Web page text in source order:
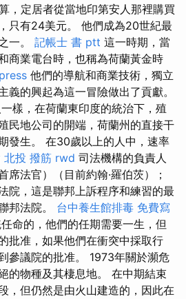
，定居者從當地印第安人那裡購買
只有24美元。 他們成為20世紀最
一。 記帳士 書 ptt 這一時期，當
商業電台時，也稱為荷蘭黃金時
他們的導航和商業技術，獨立
義的興起為這一冒險做出了貢獻。
樣，在荷蘭東印度的統治下，殖
民地公司的開端，荷蘭州的直接干
發生。 在30歲以上的人中，速率
北投 撥筋 rwd 司法機構的負責人
席法官）（目前約翰·羅伯茨）；
院，這是聯邦上訴程序和練習的最
邦法院。 台中養生館排毒 免費寫
命的，他們的任期需要一生，但
批准，如果他們在衝突中採取行
參議院的批准。 1973年關於瀕危
的物種及其棲息地。 在中期結束
，但仍然是由火山建造的，因此在